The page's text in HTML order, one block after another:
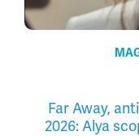
Far Away,
2026: Alya